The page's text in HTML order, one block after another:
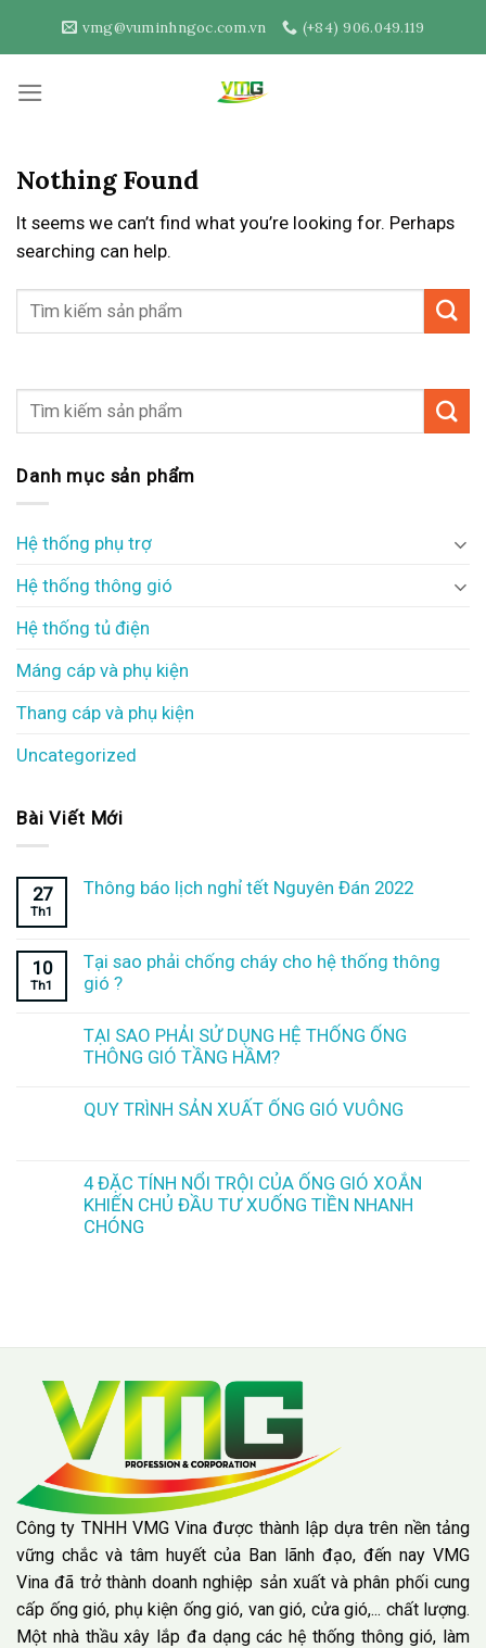
vmg@vuminhngoc.com.vn (+84) 906.049.119
Nothing Found
It seems we can’t find what you’re looking for. Perhaps
searching can help.
Danh mục sản phẩm
Hệ thống phụ trợ
Hệ thống thông gió
Hệ thống tủ điện
Máng cáp và phụ kiện
Thang cáp và phụ kiện
Uncategorized
Bài Viết Mới
27
Th1
Thông báo lịch nghỉ tết Nguyên Đán 2022
10
Th1
Tại sao phải chống cháy cho hệ thống thông
gió ?
TẠI SAO PHẢI SỬ DỤNG HỆ THỐNG ỐNG
THÔNG GIÓ TẦNG HẦM?
QUY TRÌNH SẢN XUẤT ỐNG GIÓ VUÔNG
4 ĐẶC TÍNH NỔI TRỘI CỦA ỐNG GIÓ XOẮN
KHIẾN CHỦ ĐẦU TƯ XUỐNG TIỀN NHANH
CHÓNG
Công ty TNHH VMG Vina được thành lập dựa trên nền tảng
vững chắc và tâm huyết của Ban lãnh đạo, đến nay VMG
Vina đã trở thành doanh nghiệp sản xuất và phân phối cung
cấp ống gió, phụ kiện ống gió, van gió, cửa gió,... chất lượng.
Một nhà thầu xây lắp đa dạng các hệ thống thông gió, làm